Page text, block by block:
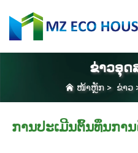
ຂ່າວອຸດ
ໜ້າຫຼັກ> ຂ່າວ
ການປະເມີນຕົ້ນທຶນກາ